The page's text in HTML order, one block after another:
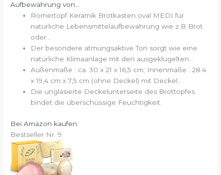
Aufbewahrung von...
Römertopf Keramik Brotkasten oval MEDI für
natürliche Lebensmittelaufbewahrung wie z.B Brot
oder...
Der besondere atmungsaktive Ton sorgt wie eine
natürliche Klimaanlage mit den ausgeklügelten...
Außenmaße : ca. 30 x 21 x 16,5 cm; Innenmaße : 28.4
x 19,4 cm x 7,5 cm (ohne Deckel) mit Deckel...
Die unglasierte Deckelunterseite des Brottopfes
bindet die überschüssige Feuchtigkeit.
Bei Amazon kaufen
Bestseller Nr. 9